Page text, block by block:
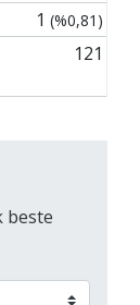
1 (%0,81)
121
beste